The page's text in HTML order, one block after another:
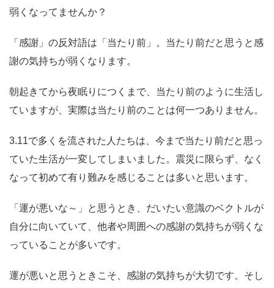
弱くなってませんか？
「感謝」の反対語は「当たり前」。当たり前だと思うと感
謝の気持ちが弱くなります。
朝起きてから夜眠りにつくまで、当たり前のように生活し
ていますが、実際は当たり前のことは何一つありません。
3.11で多くを流された人たちは、今まで当たり前だと思っ
ていた生活が一変してしまいました。震災に限らず、なく
なって初めて有り難みを感じることは多いと思います。
「運が悪いな～」と思うとき、だいたい意識のベクトルが
自分に向いていて、他者や周囲への感謝の気持ちが弱くな
っていることが多いです。
運が悪いと思うときこそ、感謝の気持ちが大切です。 そし